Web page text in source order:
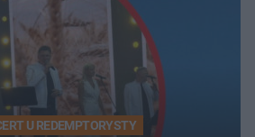
U REDEMPTORYSTY